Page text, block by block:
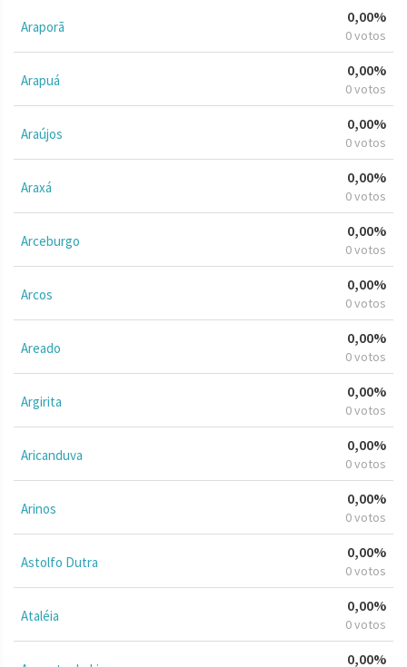
Araporã
0,00%
0 votos
Arapuá
0,00%
0 votos
Araújos
0,00%
0 votos
Araxá
0,00%
0 votos
Arceburgo
0,00%
0 votos
Arcos
0,00%
0 votos
Areado
0,00%
0 votos
Argirita
0,00%
0 votos
Aricanduva
0,00%
0 votos
Arinos
0,00%
0 votos
Astolfo Dutra
0,00%
0 votos
Ataléia
0,00%
0 votos
0,00%